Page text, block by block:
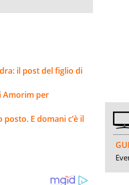
il post del figlio di
Amorim per
E domani c’è il